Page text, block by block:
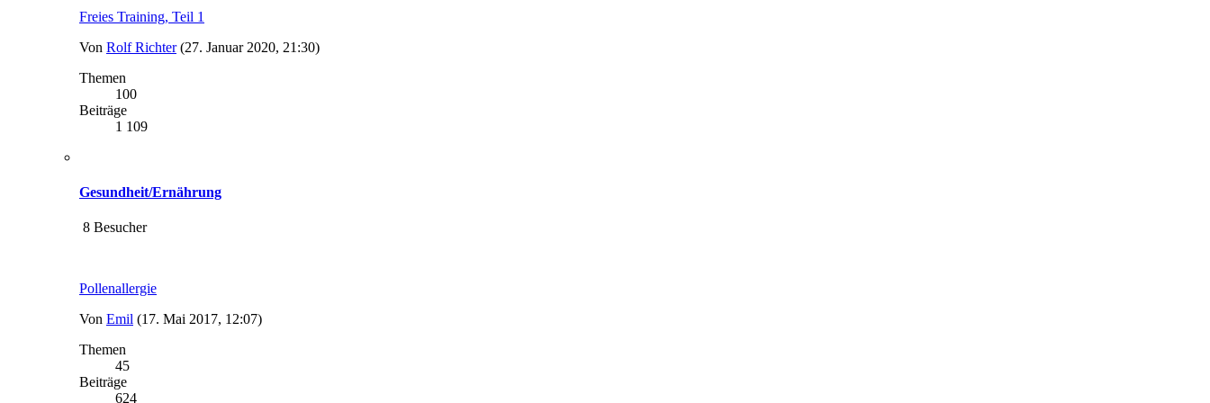
Freies Training, Teil 1
Von Rolf Richter (27. Januar 2020, 21:30)
Themen
100
Beiträge
1 109
Gesundheit/Ernährung
8 Besucher
Pollenallergie
Von Emil (17. Mai 2017, 12:07)
Themen
45
Beiträge
624